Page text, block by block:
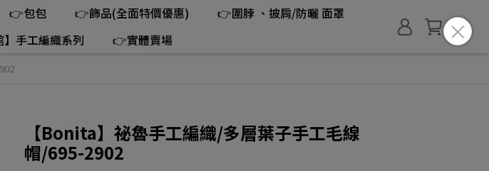
👉包包 👉飾品(全面特價優惠)
👉圍脖 、披肩/防曬 面罩
手工編織系列 👉實體賣場
【Bonita】祕魯手工編織/多層葉子手工毛線
帽/695-2902